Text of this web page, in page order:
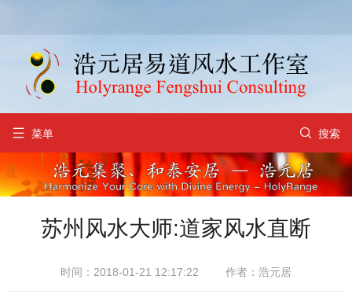
 菜单  搜索
苏州风水大师:道家风水直断
时间：2018-01-21 12:17:22 作者：浩元居